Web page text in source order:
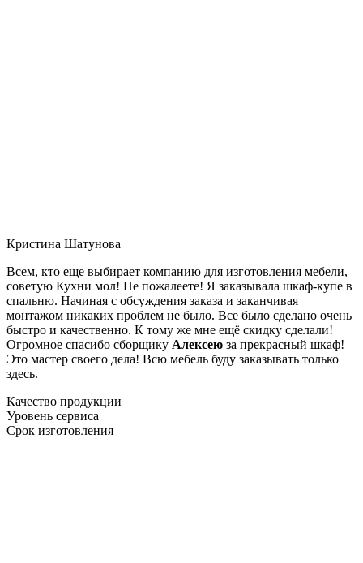
Кристина Шатунова
Всем, кто еще выбирает компанию для изготовления мебели,
советую Кухни мол! Не пожалеете! Я заказывала шкаф-купе в
спальню. Начиная с обсуждения заказа и заканчивая
монтажом никаких проблем не было. Все было сделано очень
быстро и качественно. К тому же мне ещё скидку сделали!
Огромное спасибо сборщику Алексею за прекрасный шкаф!
Это мастер своего дела! Всю мебель буду заказывать только
здесь.
Качество продукции
Уровень сервиса
Срок изготовления